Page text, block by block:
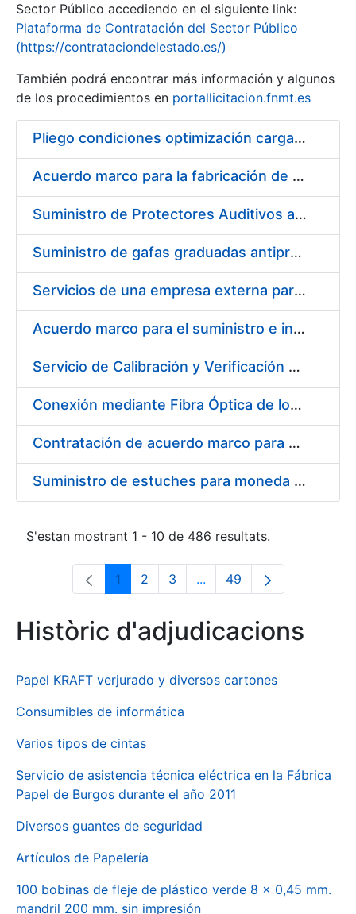
Mostra/Amaga
Sector Público accediendo en el siguiente link:
Plataforma de Contratación del Sector Público
(https://contrataciondelestado.es/)
También podrá encontrar más información y algunos
de los procedimientos en portallicitacion.fnmt.es
Pliego condiciones optimización cargas compras firmado
Acuerdo marco para la fabricación de piezas
Suministro de Protectores Auditivos a medida para las personas trabajadoras de los Centros de Trabajo de Madrid y Burgos
Suministro de gafas graduadas antiproyecciones para los trabajadores de la FNMT-RCM en los centros de trabajo de Madrid y Burgos
Servicios de una empresa externa para el asesoramiento y resolución de los recursos de alzada que se presentan relacionados con procesos de selección para la FNMT-RCM
Acuerdo marco para el suministro e instalación de persianas, estores y otros complementos
Servicio de Calibración y Verificación Externa de los Equipos de Medición del Servicio de Prevención de la FNMT-RCM
Conexión mediante Fibra Óptica de los Centros de Proceso de Datos (CPDs) de las sedes de la FNMT-RCM de Burgos y Madrid
Contratación de acuerdo marco para el Suministro de Material de Electricidad para la Fábrica Nacional de Moneda y Timbre-Real Casa de la Moneda en su centro de trabajo de Burgos
Suministro de estuches para moneda de 30 €
S'estan mostrant 1 - 10 de 486 resultats.
Pàgina
1 Pàgina
2 Pàgina
3 ...Pàgines intermèdies
Pàgina
49
Històric d'adjudicacions
Papel KRAFT verjurado y diversos cartones
Consumibles de informática
Varios tipos de cintas
Servicio de asistencia técnica eléctrica en la Fábrica
Papel de Burgos durante el año 2011
Diversos guantes de seguridad
Artículos de Papelería
100 bobinas de fleje de plástico verde 8 x 0,45 mm.
mandril 200 mm. sin impresión